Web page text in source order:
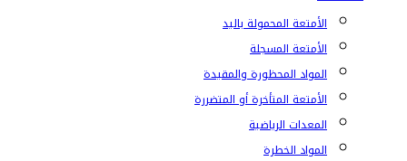
الأمتعة المحمولة باليد
الأمتعة المسجلة
المواد المحظورة والمقيدة
الأمتعة المتأخرة أو المتضررة
المعدات الرياضية
المواد الخطرة